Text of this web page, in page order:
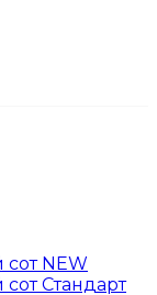
NEW
Стандарт